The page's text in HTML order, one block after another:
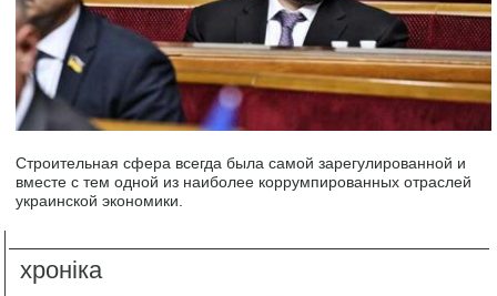
Строительная сфера всегда была самой зарегулированной и
вместе с тем одной из наиболее коррумпированных отраслей
украинской экономики.
хроніка